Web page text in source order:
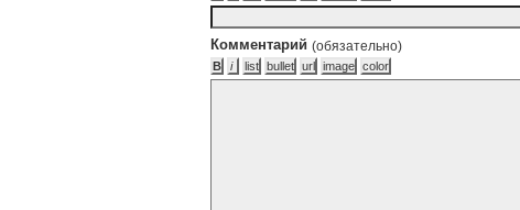
Комментарий (обязательно)